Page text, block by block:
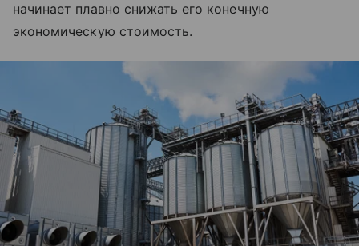
начинает плавно снижать его конечную
экономическую стоимость.